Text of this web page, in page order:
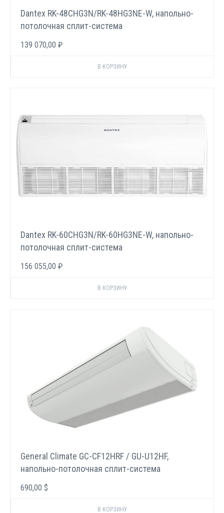
Dantex RK-48СHG3N/RK-48HG3NE-W, напольно-
потолочная сплит-система
139 070,00 ₽
Dantex RK-60СHG3N/RK-60HG3NE-W, напольно-
потолочная сплит-система
156 055,00 ₽
General Climate GC-CF12HRF / GU-U12HF,
напольно-потолочная сплит-система
690,00 $